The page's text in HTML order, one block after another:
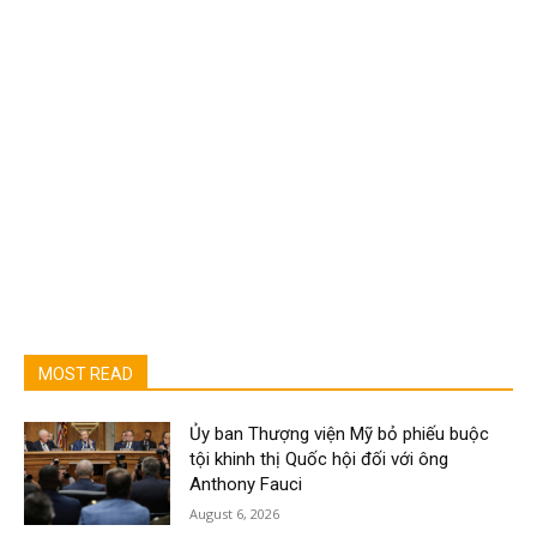
MOST READ
Ủy ban Thượng viện Mỹ bỏ phiếu buộc
tội khinh thị Quốc hội đối với ông
Anthony Fauci
August 6, 2026